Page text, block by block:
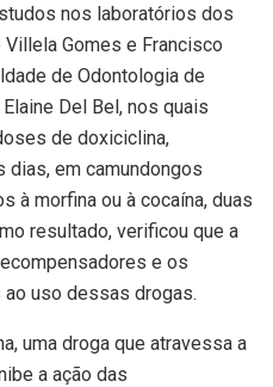
nos laboratórios dos
Gomes e Francisco
de Odontologia de
Del Bel, nos quais
de doxiciclina,
dias, em camundongos
à morfina ou à cocaína, duas
resultado, verificou que a
e os
uso dessas drogas.
uma droga que atravessa a
a ação das